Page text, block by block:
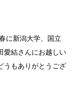
に新潟大学、国立
愛結さんにお越しい
うもありがとうござ